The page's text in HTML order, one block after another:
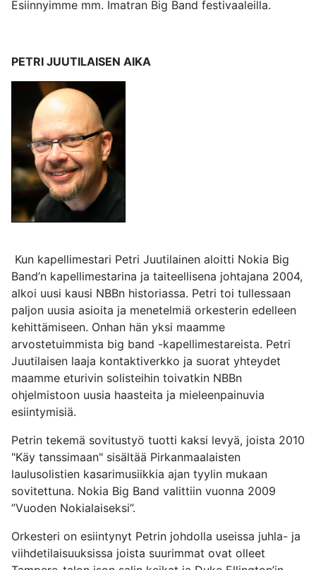
Esiinnyimme mm. Imatran Big Band festivaaleilla.
PETRI JUUTILAISEN AIKA
Kun kapellimestari Petri Juutilainen aloitti Nokia Big
Band’n kapellimestarina ja taiteellisena johtajana 2004,
alkoi uusi kausi NBBn historiassa. Petri toi tullessaan
paljon uusia asioita ja menetelmiä orkesterin edelleen
kehittämiseen. Onhan hän yksi maamme
arvostetuimmista big band -kapellimestareista. Petri
Juutilaisen laaja kontaktiverkko ja suorat yhteydet
maamme eturivin solisteihin toivatkin NBBn
ohjelmistoon uusia haasteita ja mieleenpainuvia
esiintymisiä.
Petrin tekemä sovitustyö tuotti kaksi levyä, joista 2010
"Käy tanssimaan" sisältää Pirkanmaalaisten
laulusolistien kasarimusiikkia ajan tyylin mukaan
sovitettuna. Nokia Big Band valittiin vuonna 2009
”Vuoden Nokialaiseksi”.
Orkesteri on esiintynyt Petrin johdolla useissa juhla- ja
viihdetilaisuuksissa joista suurimmat ovat olleet